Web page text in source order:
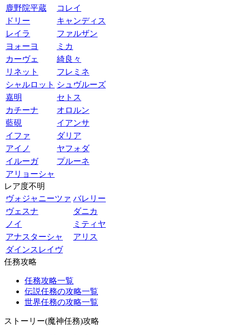
鹿野院平蔵
コレイ
ドリー
キャンディス
レイラ
ファルザン
ヨォーヨ
ミカ
カーヴェ
綺良々
リネット
フレミネ
シャルロット シュヴルーズ
嘉明
セトス
カチーナ
オロルン
藍硯
イアンサ
イファ
ダリア
アイノ
ヤフォダ
イルーガ
プルーネ
アリョーシャ
レア度不明
ヴォジャニーツァ バレリー
ヴェスナ
ダニカ
ノイ
ミティヤ
アナスターシャ
アリス
ダインスレイヴ
任務攻略
任務攻略一覧
伝説任務の攻略一覧
世界任務の攻略一覧
ストーリー(魔神任務)攻略